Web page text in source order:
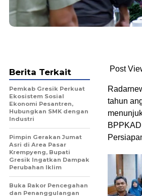
Post
tahun
Berita Terkait
Pemkab Gresik Perkuat
Ekosistem Sosial
Ekonomi Pesantren,
Hubungkan SMK dengan
Industri
Pimpin Gerakan Jumat
Asri di Area Pasar
Krempyeng, Bupati
Gresik Ingatkan Dampak
Perubahan Iklim
Buka Rakor Pencegahan
dan Penanggulangan